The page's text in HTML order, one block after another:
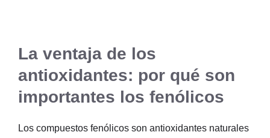
La ventaja de los
antioxidantes: por qué son
importantes los fenólicos
Los compuestos fenólicos son antioxidantes naturales